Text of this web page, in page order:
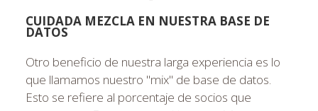
CUIDADA MEZCLA EN NUESTRA BASE DE
DATOS
Otro beneficio de nuestra larga experiencia es lo
que llamamos nuestro "mix" de base de datos.
Esto se refiere al porcentaje de socios que